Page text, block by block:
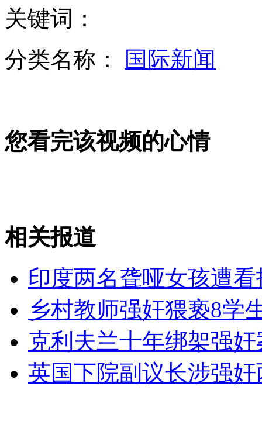
福州一在修建筑物发生坍塌事故 工人及时逃脱
担心侵犯隐私 谷歌眼镜使用受限
厦门第一医院临时通道倒塌 10人受伤
山西运城恶犬咬伤多人 警民合力深夜将其击毙
女孩北京地铁殴打老人 痛下狠手拳打脚踢
关键词：
分类名称：
国际新闻
您看完该视频的心情
相关报道
印度两名聋哑女孩遭
乡村教师强奸猥亵8学
克利夫兰十年绑架强
英国下院副议长涉强